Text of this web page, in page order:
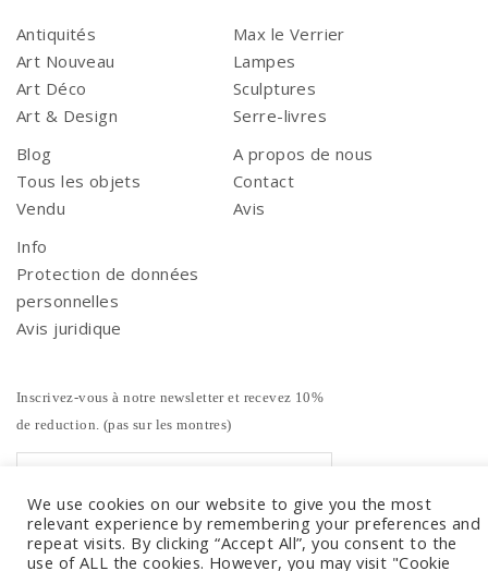
Antiquités
Art Nouveau
Art Déco
Art & Design
Max le Verrier
Lampes
Sculptures
Serre-livres
Blog
Tous les objets
Vendu
A propos de nous
Contact
Avis
Info
Protection de données
personnelles
Avis juridique
Inscrivez-vous à notre newsletter et recevez 10%
de reduction. (pas sur les montres)
We use cookies on our website to give you the most
relevant experience by remembering your preferences and
repeat visits. By clicking “Accept All”, you consent to the
use of ALL the cookies. However, you may visit "Cookie